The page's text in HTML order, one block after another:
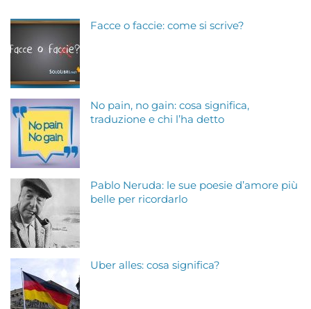
Facce o faccie: come si scrive?
No pain, no gain: cosa significa,
traduzione e chi l’ha detto
Pablo Neruda: le sue poesie d’amore più
belle per ricordarlo
Uber alles: cosa significa?